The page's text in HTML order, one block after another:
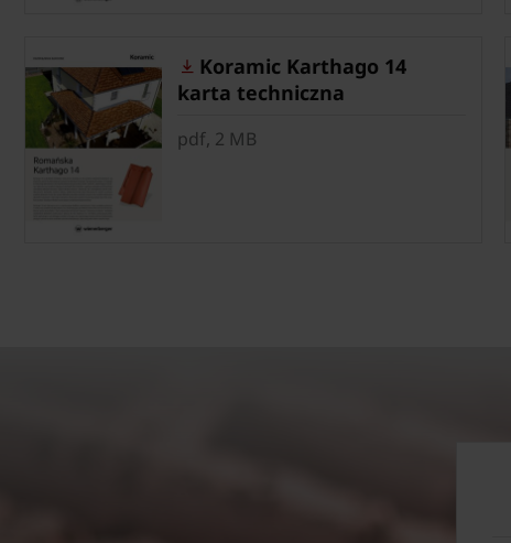
Koramic Karthago 14
karta techniczna
pdf, 2 MB